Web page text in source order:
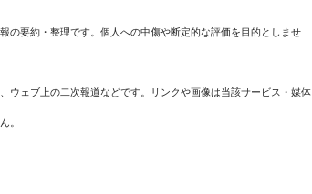
の要約・整理です。個人への中傷や断定的な評価を目的としませ
ェブ上の二次報道などです。リンクや画像は当該サービス・媒体
。